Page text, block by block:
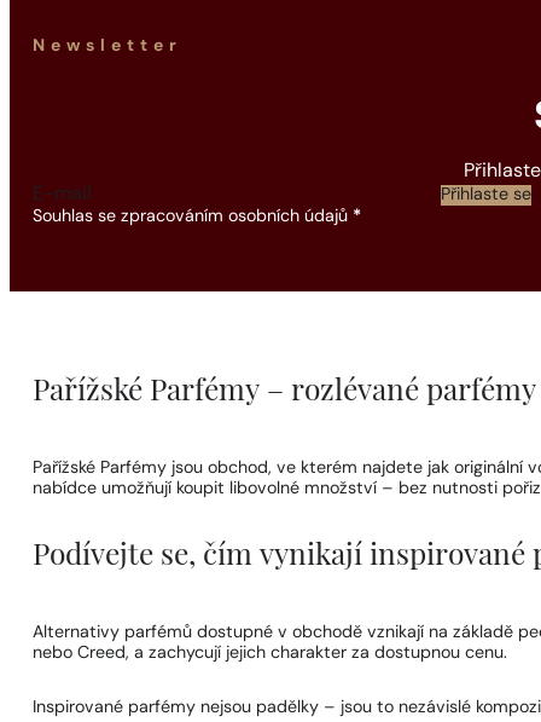
Newsletter
Section
Přihlaste se
Souhlas se zpracováním osobních údajů *
Pařížské Parfémy – rozlévané
Pařížské Parfémy jsou obchod, ve kterém najdete jak
nabídce umožňují koupit libovolné množství – bez nutnosti
Podívejte se, čím vynikají inspirované
Alternativy parfémů dostupné v obchodě vznikají na základě
nebo Creed, a zachycují jejich charakter za dostupnou cenu.
Inspirované parfémy nejsou padělky – jsou to nezávislé